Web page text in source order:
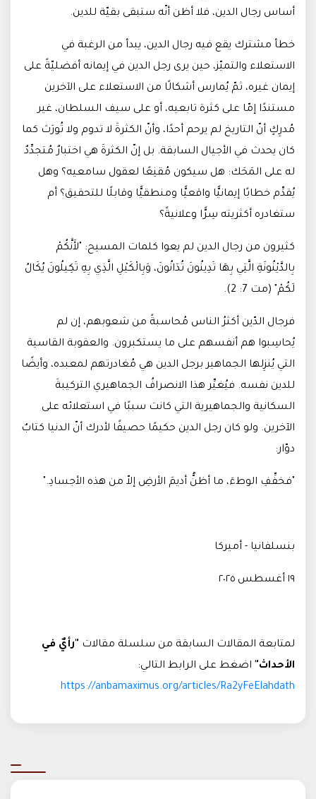
أساس رجال الدين، فلا أظن أنّه ستبقى بقيّة للدين.
خطأ مشترك يقع فيه رجال الدين، يبدأ من الرغبة في
الاستعلاء والتميّز، حين يرى رجل الدين في إيمانه أفضليّةً على
إيمان غيره، ثمّ يُمارس أشكالًا من الاستعلاء على الآخرين
مستندًا إمّا على كثرة تابعيه، أو على سيف السلطان، غير
مُدرِكٍ أنّ التاريخ لم يرحم أحدًا، وأنّ الكثرةَ لا تدوم ولا تُورَث كما
كان يحدث في الأجيال السابقة. بل إنّ الكثرةَ هي اختبارٌ مُتجدِّدٌ
له على المَحَك: هل سيكون مُقنِعًا لعقول سامعيه؟ وهل
يُقدِّم خطابًا إيمانيًّا واقعيًّا ومنطقيًّا وقابلًا للتحقيق؟ أم
ستغادره أكثريته سِرًّا وعلانيةً؟
كثيرون من رجال الدين لم يعوا كلمات المسيح:
"لأَنَّكُمْ
بِالدَّيْنُونَةِ الَّتِي بِهَا تَدِينُونَ تُدَانُونَ، وَبِالْكَيْلِ الَّذِي بِهِ تَكِيلُونَ يُكَالُ
لَكُمْ" (مت 7: 2)
.
فرجال الدّين أكثرُ الناس مُحاسبةً من شعوبهم، إن لم
يُحاسِبوا هم أنفسهم على ما يستكبرون. والعقوبة القاسية
التي يُنزِلها الجماهير برجل الدين هي مُغادرتهم لمعبده، وأيضًا
للدين نفسه. فيُغيِّر هذا الانصرافُ الجماهيري التركيبةَ
السكانية والجماهيرية التي كانت سببًا في استعلائه على
الآخرين. ولو كان رجل الدين حكيمًا حصيفًا لأدرك أنّ الدنيا كتابٌ
دوّار:
"فخفِّفِ الوطءَ، ما أظنُّ أديمَ الأرضِ إلاّ من هذه الأجسادِ.
بنسلفانيا - أميركا
١٩ أغسطس ٢٠٢٥
لمتابعة المقالات السابقة من سلسلة مقالات "رأيٌ في
الأحداث" اضغط على الرابط التالي:
https://anbamaximus.org/articles/Ra2yFeElahdath